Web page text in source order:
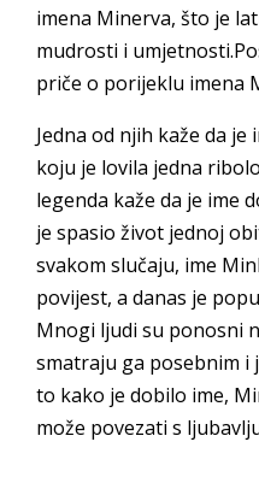
imena Minerva, što je
mudrosti i
priče o porijeklu imena
Jedna od njih kaže da
koju je lovila jedna
legenda kaže da je ime
je spasio život jednoj
svakom slučaju, ime
povijest, a danas je
Mnogi ljudi su ponosni
smatraju ga posebnim i
to kako je dobilo ime,
može povezati s